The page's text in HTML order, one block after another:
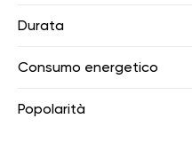
Durata
Consumo energetico
Popolarità